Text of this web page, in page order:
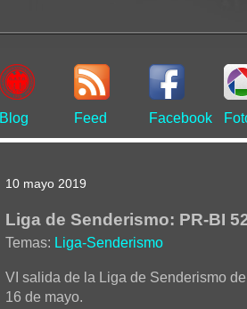
Blog Feed Facebook
10 mayo 2019
Liga de Senderismo: PR-BI
Temas: Liga-Senderismo
VI salida de la Liga de Senderismo
16 de mayo.